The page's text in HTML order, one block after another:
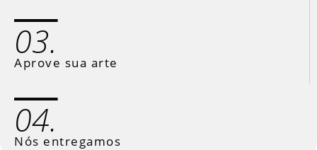
03.
Aprove sua arte
04.
Nós entregamos